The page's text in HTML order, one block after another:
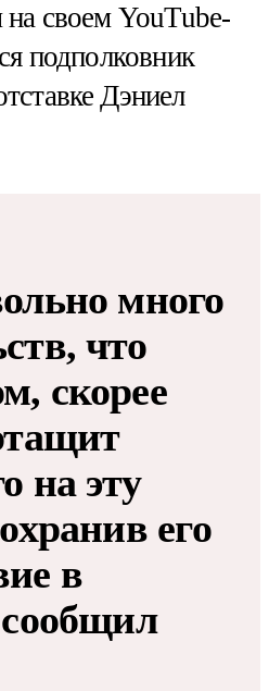
своем YouTube-
подполковник
Дэниел
много
что
скорее
на эту
его
в